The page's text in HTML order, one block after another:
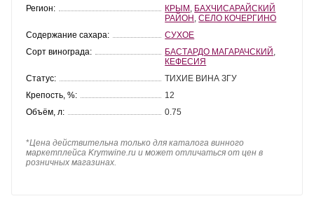
Регион:
КРЫМ БАХЧИСАРАЙСКИЙ
РАЙОН ,СЕЛО КОЧЕРГИНО
Содержание сахара:
СУХОЕ
Сорт винограда:
БАСТАРДО МАГАРАЧСКИЙ
КЕФЕСИЯ
Статус:
ТИХИЕ ВИНА ЗГУ
Крепость, %:
12
Объём, л:
0.75
*Цена действительна только для каталога винного
маркетплейса Krymwine.ru и может отличаться от цен в
розничных магазинах.